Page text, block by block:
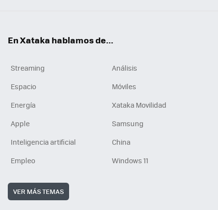
En Xataka hablamos de...
Streaming
Análisis
Espacio
Móviles
Energía
Xataka Movilidad
Apple
Samsung
Inteligencia artificial
China
Empleo
Windows 11
VER MÁS TEMAS